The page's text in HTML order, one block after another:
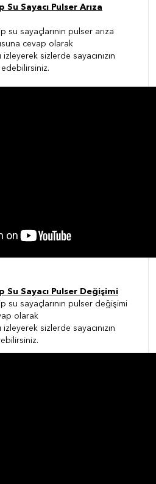
Sayacı Pulser Arıza
su sayaçlarının pulser arıza
cevap olarak
izleyerek sizlerde sayacınızın
Sayacı Pulser Değişimi
su sayaçlarının pulser değişimi
olarak
izleyerek sizlerde sayacınızın